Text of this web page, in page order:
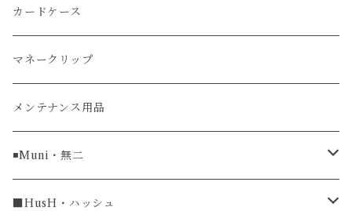
リザード
ガルーシャ（エイ）
牛革
ラグ幅16mm
ラグ幅18mm
カードケース
マネークリップ
メンテナンス用品
◾️Muni・無二
長財布
■HusH・ハッシュ